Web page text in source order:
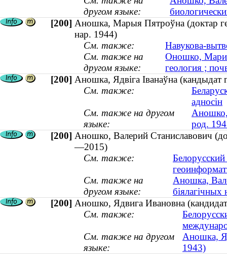
другом языке:
[200] Аношка, Марыя Пятроўна (доктар
нар. 1944)
См. также:
Навукова-
См. также на
другом языке:
Оношко,
геология ;
[200] Аношка, Ядвiга Іванаўна (кандыдат
См. также:
адносін
См. также на другом
языке:
Аношко,
род.
[200] Аношко, Валерий Станиславович
—2015)
См. также:
См. также на
другом языке:
Аношка,
[200] Аношко, Ядвига Ивановна
См. также:
См. также на другом
языке:
Аношка,
1943)